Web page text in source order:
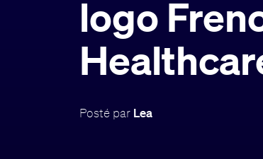
logo
Posté par Lea